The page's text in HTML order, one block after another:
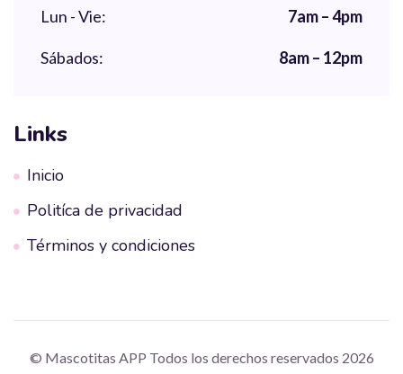
Lun - Vie: 7am – 4pm
Sábados: 8am – 12pm
Links
Inicio
Politíca de privacidad
Términos y condiciones
© Mascotitas APP Todos los derechos reservados 2026